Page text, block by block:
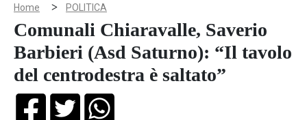
Home > POLITICA
Comunali Chiaravalle, Saverio
Barbieri (Asd Saturno): “Il tavolo
del centrodestra è saltato”